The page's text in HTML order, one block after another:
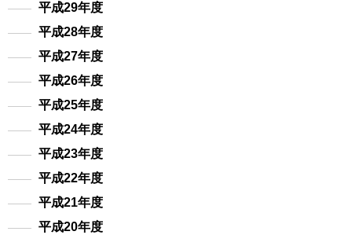
平成29年度
平成28年度
平成27年度
平成26年度
平成25年度
平成24年度
平成23年度
平成22年度
平成21年度
平成20年度